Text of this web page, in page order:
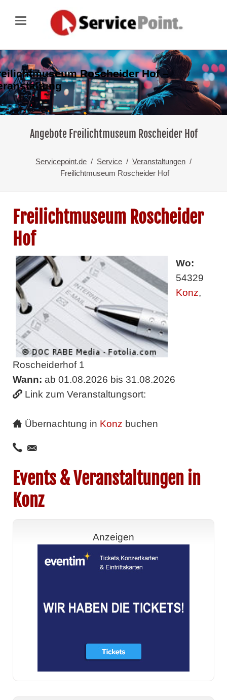
Roscheider Hof –
Angebote Freilichtmuseum Roscheider Hof
Servicepoint.de Service
Veranstaltungen
Freilichtmuseum Roscheider Hof
Freilichtmuseum Roscheider
Hof
Wo:
54329
Konz,
Roscheiderhof 1
Wann: ab 01.08.2026 bis 31.08.2026
Link zum Veranstaltungsort:
Übernachtung in Konz buchen
Events & Veranstaltungen in
Konz
Anzeigen